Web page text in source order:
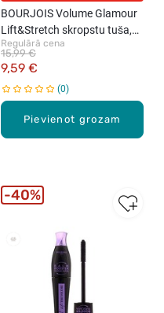
Pievienot grozam
BOURJOIS Volume Glamour
Lift&Stretch skropstu tuša,
Black, 12ml
Regulārā cena
9,59 €
15,99 €
0
40%